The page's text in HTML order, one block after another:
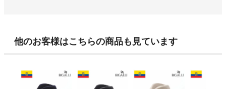
他のお客様はこちらの商品も見ています